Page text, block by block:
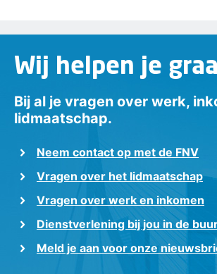
Wij helpen je
Bij al je vragen over werk,
lidmaatschap.
Neem contact op met de FNV
Vragen over het lidmaatschap
Vragen over werk en inkomen
Dienstverlening bij jou in de
Meld je aan voor onze